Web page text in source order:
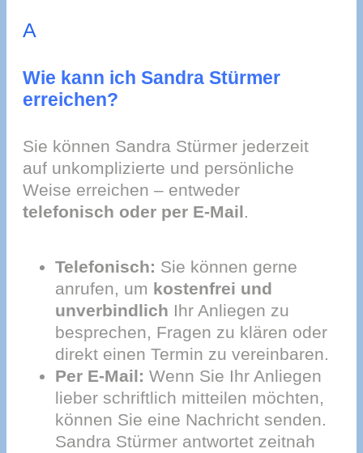
A
Wie kann ich Sandra Stürmer
erreichen?
Sie können Sandra Stürmer jederzeit
auf unkomplizierte und persönliche
Weise erreichen – entweder
telefonisch oder per E-Mail.
Telefonisch: Sie können gerne
anrufen, um kostenfrei und
unverbindlich Ihr Anliegen zu
besprechen, Fragen zu klären oder
direkt einen Termin zu vereinbaren.
Per E-Mail: Wenn Sie Ihr Anliegen
lieber schriftlich mitteilen möchten,
können Sie eine Nachricht senden.
Sandra Stürmer antwortet zeitnah